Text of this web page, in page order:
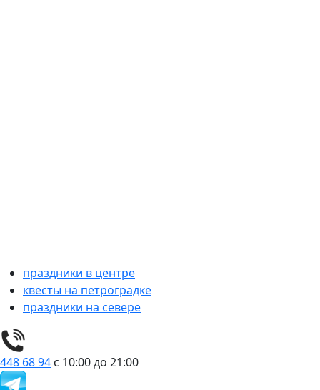
праздники в центре
квесты на петроградке
праздники на севере
448 68 94 с 10:00 до 21:00